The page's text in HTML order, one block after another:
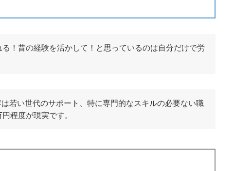
！昔の経験を活かして！と思っているのは自分だけで労
若い世代のサポート、特に専門的なスキルの必要ない職
程度が現実です。